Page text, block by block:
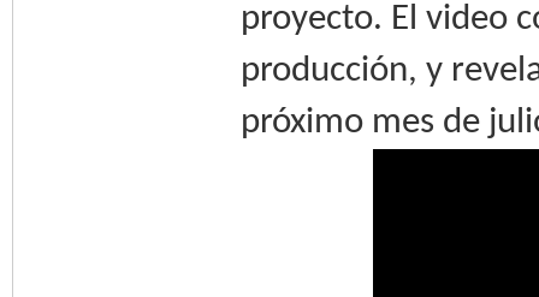
proyecto. El video
producción, y
próximo mes de